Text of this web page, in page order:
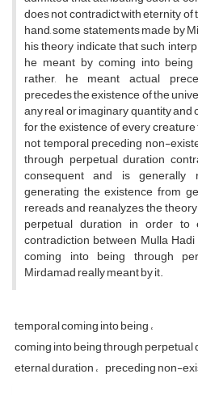
does not contradict with eternity
hand, some statements made by
his theory indicate that such
he meant by coming into
rather, he meant actual
precedes the existence of the
any real or imaginary quantity
for the existence of every
not temporal preceding non-
through perpetual duration
consequent and is generally
generating the existence from
rereads and reanalyzes the
perpetual duration in order
contradiction between Mulla
coming into being through
Mirdamad really meant by it.
temporal coming into being
coming into being through perpetual
eternal duration preceding non-